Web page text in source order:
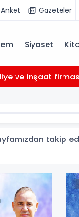
Anket Gazeteler
Siyaset
ve inşaat
takip